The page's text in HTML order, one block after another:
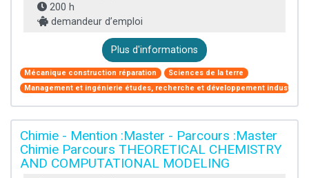
200 h
demandeur d’emploi
Plus d'informations
Mécanique construction réparation
Sciences de la terre
Management et ingénierie études, recherche et développement industriel
Chimie - Mention :Master - Parcours :Master
Chimie Parcours THEORETICAL CHEMISTRY
AND COMPUTATIONAL MODELING